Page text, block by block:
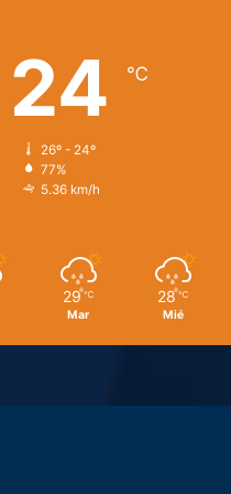
24 ℃
26º - 24º
77%
5.36 km/h
29 ℃
Mar
28 ℃
Mié